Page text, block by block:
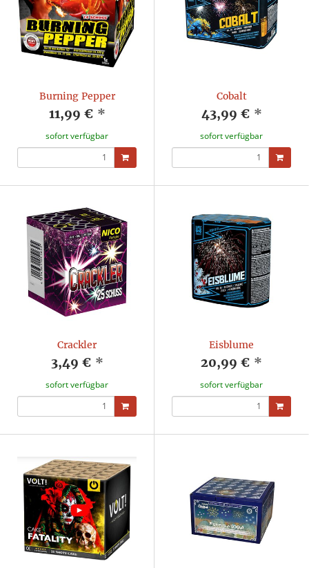
Burning Pepper
11,99 € *
sofort verfügbar
Cobalt
43,99 € *
sofort verfügbar
Crackler
3,49 € *
sofort verfügbar
Eisblume
20,99 € *
sofort verfügbar